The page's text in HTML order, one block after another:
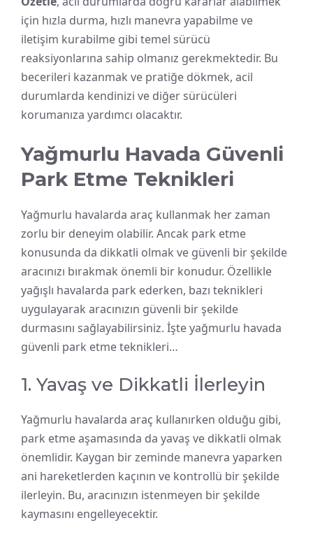
için hızla durma, hızlı manevra yapabilme ve
iletişim kurabilme gibi temel sürücü
reaksiyonlarına sahip olmanız gerekmektedir. Bu
becerileri kazanmak ve pratiğe dökmek, acil
durumlarda kendinizi ve diğer sürücüleri
korumanıza yardımcı olacaktır.
Yağmurlu Havada Güvenli
Park Etme Teknikleri
Yağmurlu havalarda araç kullanmak her zaman
zorlu bir deneyim olabilir. Ancak park etme
konusunda da dikkatli olmak ve güvenli bir şekilde
aracınızı bırakmak önemli bir konudur. Özellikle
yağışlı havalarda park ederken, bazı teknikleri
uygulayarak aracınızın güvenli bir şekilde
durmasını sağlayabilirsiniz. İşte yağmurlu havada
güvenli park etme teknikleri…
1. Yavaş ve Dikkatli İlerleyin
Yağmurlu havalarda araç kullanırken olduğu gibi,
park etme aşamasında da yavaş ve dikkatli olmak
önemlidir. Kaygan bir zeminde manevra yaparken
ani hareketlerden kaçının ve kontrollü bir şekilde
ilerleyin. Bu, aracınızın istenmeyen bir şekilde
kaymasını engelleyecektir.